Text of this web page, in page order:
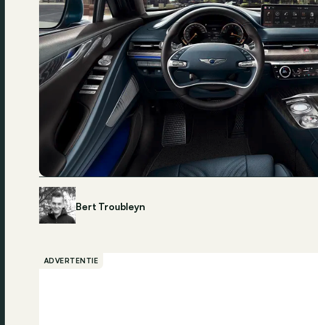
Bert Troubleyn
ADVERTENTIE